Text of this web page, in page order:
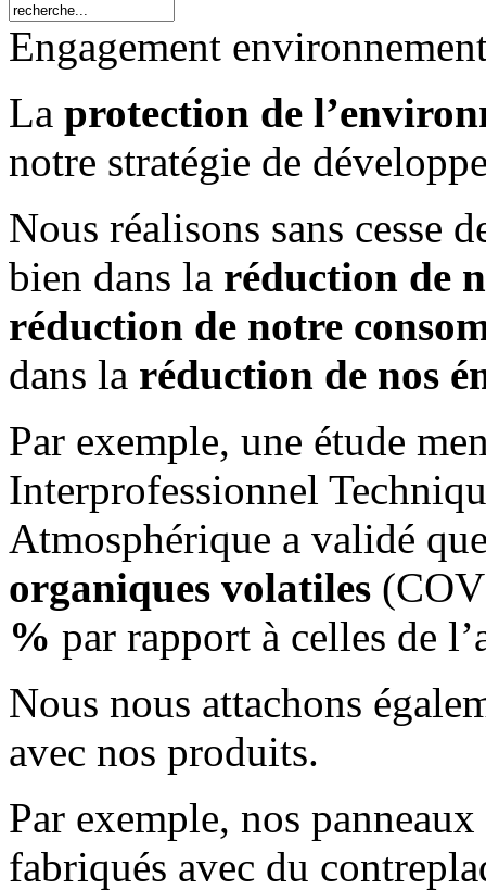
Engagement
La protection de
notre stratégie de
Nous réalisons sans cesse
bien dans la réduction de
réduction de notre
dans la réduction de nos
Par exemple, une étude
Interprofessionnel
Atmosphérique a validé
organiques volatiles
% par rapport à celles de
Nous nous attachons
avec nos produits.
Par exemple, nos
fabriqués avec du